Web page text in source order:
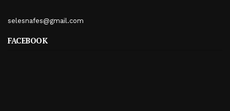
selesnafes@gmail.com
FACEBOOK